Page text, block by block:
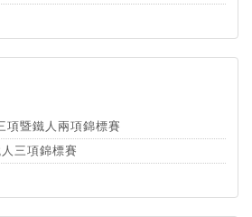
暨鐵人兩項錦標賽
三項錦標賽